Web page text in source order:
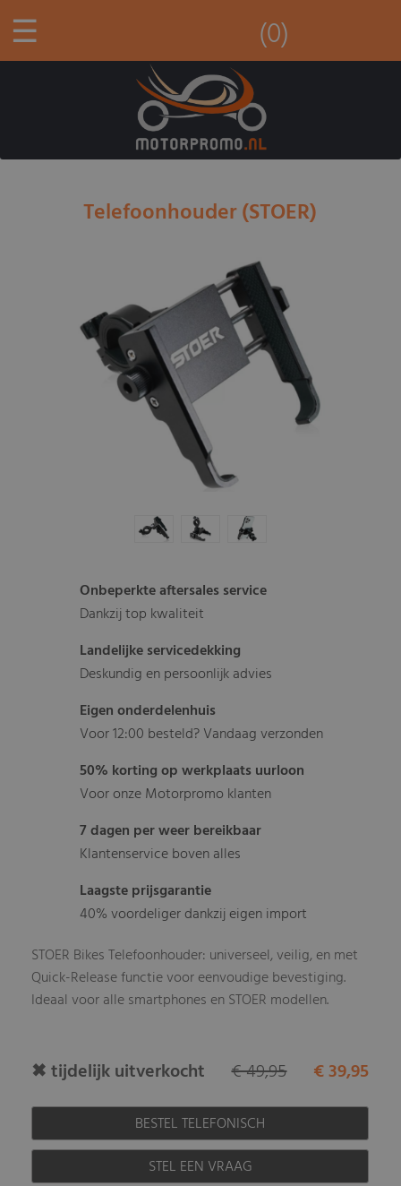
☰ (0)
Telefoonhouder (STOER)
Onbeperkte aftersales service
Dankzij top kwaliteit
Landelijke servicedekking
Deskundig en persoonlijk advies
Eigen onderdelenhuis
Voor 12:00 besteld? Vandaag verzonden
50% korting op werkplaats uurloon
Voor onze Motorpromo klanten
7 dagen per weer bereikbaar
Klantenservice boven alles
Laagste prijsgarantie
40% voordeliger dankzij eigen import
STOER Bikes Telefoonhouder: universeel, veilig, en met
Quick-Release functie voor eenvoudige bevestiging.
Ideaal voor alle smartphones en STOER modellen.
✖ tijdelijk uitverkocht € 39,95
€ 49,95
BESTEL TELEFONISCH
STEL EEN VRAAG